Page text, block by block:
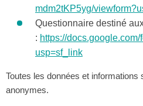
mdm2tKP5yg/
Questionnaire destiné
: https://
usp=sf_link
Toutes les données et informations
anonymes.